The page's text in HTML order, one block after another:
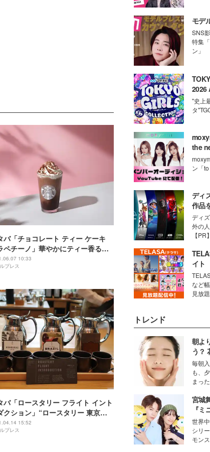
バ「チョコレート ティー ケーキ
ペチーノ」華やかにティー香るケ
のような新作フラペ
10:33
プレス
バ「ロースタリー フライト イント
クション」“ロースタリー 東京限
けのコーヒー飲み比べ体験
15:52
プレス
モデ
SNS
特集
ン」
2026
デル
"史上
タ
the
ン「to
ディ
作品
ディ
外の
【PR】
イト
など
見放
トレンド
朝よ
う？
ータ
ン（
の常
毎朝
も、
まっ
な美
性を
プチ
技術
宮城
『
ズ』
だけ
動
世界
シリ
モン